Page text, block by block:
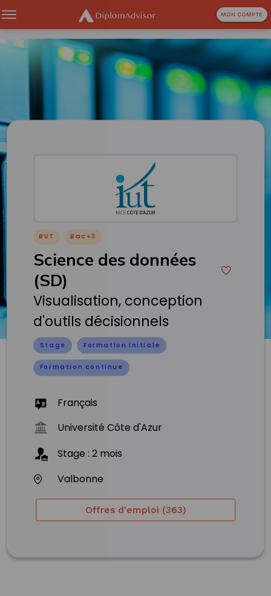
MON COMPTE
BUT Bac+3
Science des données
(SD)
Visualisation, conception
d'outils décisionnels
Stage Formation initiale
Formation continue
Français
Université Côte d'Azur
Stage :2 mois
Valbonne
Offres d'emploi (363)